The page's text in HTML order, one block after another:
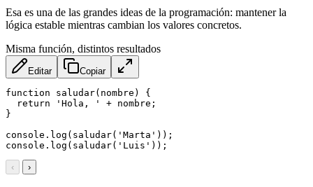
Esa es una de las grandes ideas de la programación: mantener la
lógica estable mientras cambian los valores concretos.
Misma función, distintos resultados
Editar Copiar
function saludar( nombre )
{
return
'Hola, ' + nombre ;
}
console . log ( saludar( 'Marta' ) ) ;
console . log ( saludar( 'Luis' ) ) ;
‹ ›